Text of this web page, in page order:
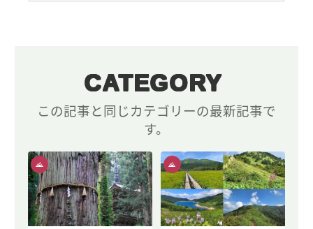
CATEGORY
この記事と同じカテゴリーの最新記事で
す。